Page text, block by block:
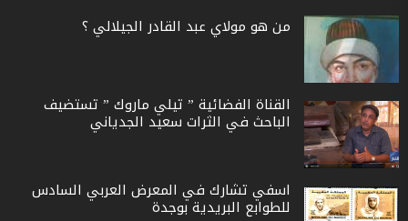
من هو مولاي عبد القادر الجيلالي ؟
القناة الفضائية ” تيلي ماروك ” تستضيف
الباحث في الثرات سعيد الجدياني
اسفي تشارك في المعرض العربي السادس
للطوابع البريدية بوجدة